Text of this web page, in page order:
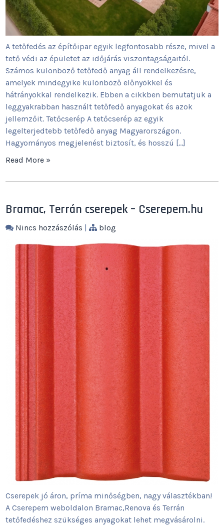
A tetőfedés az építőipar egyik legfontosabb része, mivel a
tető védi az épületet az időjárás viszontagságaitól.
Számos különböző tetőfedő anyag áll rendelkezésre,
amelyek mindegyike különböző előnyökkel és
hátrányokkal rendelkezik. Ebben a cikkben bemutatjuk a
leggyakrabban használt tetőfedő anyagokat és azok
jellemzőit. Tetőcserép A tetőcserép az egyik
legelterjedtebb tetőfedő anyag Magyarországon.
Hagyományos megjelenést biztosít, és hosszú […]
Read More »
Bramac, Terrán cserepek – Cserepem.hu
Nincs hozzászólás | blog
Cserepek jó áron, príma minőségben, nagy választékban!
A Cserepem weboldalon Bramac,Renova és Terrán
tetőfedéshez szükséges anyagokat lehet megvásárolni.